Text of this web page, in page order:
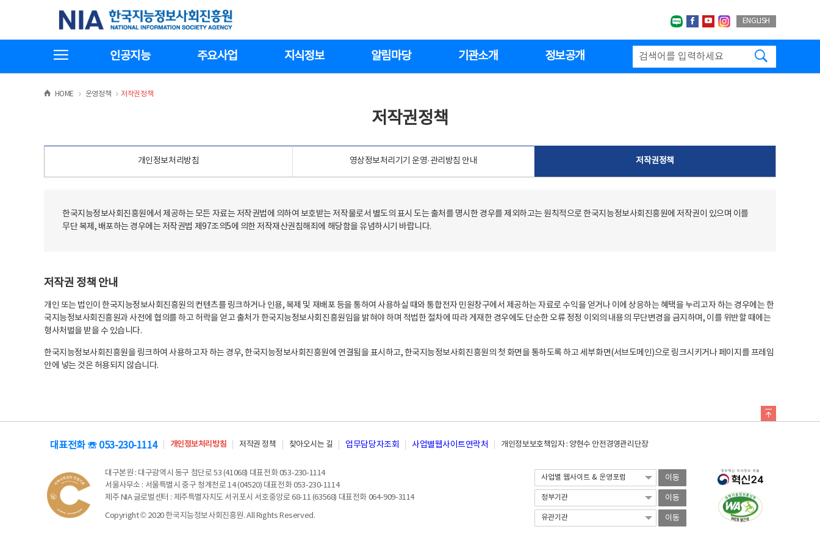
기
한국지능정보사회진흥원
네이버블로그
페이스북
유투브인스타그랩
ENGLISH
인공지능 주요사업 지식정보 알림마당 기관소개 정보공개
HOME >운영정책 >
저작권정책
저작권정책
개인정보처리방침 영상정보처리기기 운영·관리방침 안내 저작권정책
한국지능정보사회진흥원에서 제공하는 모든 자료는 저작권법에 의하여 보호받는 저작물로서 별도의 표시 도는 출처를 명시한 경우를 제외하고는 원칙적으로 한국지능정보사회진흥원에 저작권이 있으며 이를
무단 복제, 배포하는 경우에는 저작권법 제97조의5에 의한 저작재산권침해죄에 해당함을 유념하시기 바랍니다.
저작권 정책 안내
개인 또는 법인이 한국지능정보사회진흥원의 컨텐츠를 링크하거나 인용, 복제 및 재배포 등을 통하여 사용하실 때와 통합전자 민원창구에서 제공하는 자료로 수익을 얻거나 이에 상응하는 혜택을 누리고자 하는 경우에는 한
국지능정보사회진흥원과 사전에 협의를 하고 허락을 얻고 출처가 한국지능정보사회진흥원임을 밝혀야 하며 적법한 절차에 따라 게재한 경우에도 단순한 오류 정정 이외의 내용의 무단변경을 금지하며, 이를 위반할 때에는
형사처벌을 받을 수 있습니다.
한국지능정보사회진흥원을 링크하여 사용하고자 하는 경우, 한국지능정보사회진흥원에 연결됨을 표시하고, 한국지능정보사회진흥원의 첫 화면을 통하도록 하고 세부화면(서브도메인)으로 링크시키거나 페이지를 프레임
안에 넣는 것은 허용되지 않습니다.
대표전화 ☏ 053-230-1114 개인정보처리방침 저작권 정책 찾아오시는 길 업무담당자조회 사업별웹사이트연락처 개인정보보호책임자 : 양현수 안전경영관리단장
대구본원 : 대구광역시 동구 첨단로 53 (41068) 대표전화 053-230-1114
서울사무소 : 서울특별시 중구 청계천로 14 (04520) 대표전화 053-230-1114
제주 NIA 글로벌센터 : 제주특별자치도 서귀포시 서호중앙로 68-11 (63568) 대표전화 064-909-3114
Copyright © 2020 한국지능정보사회진흥원. All Rights Reserved.
이동
이동
이동